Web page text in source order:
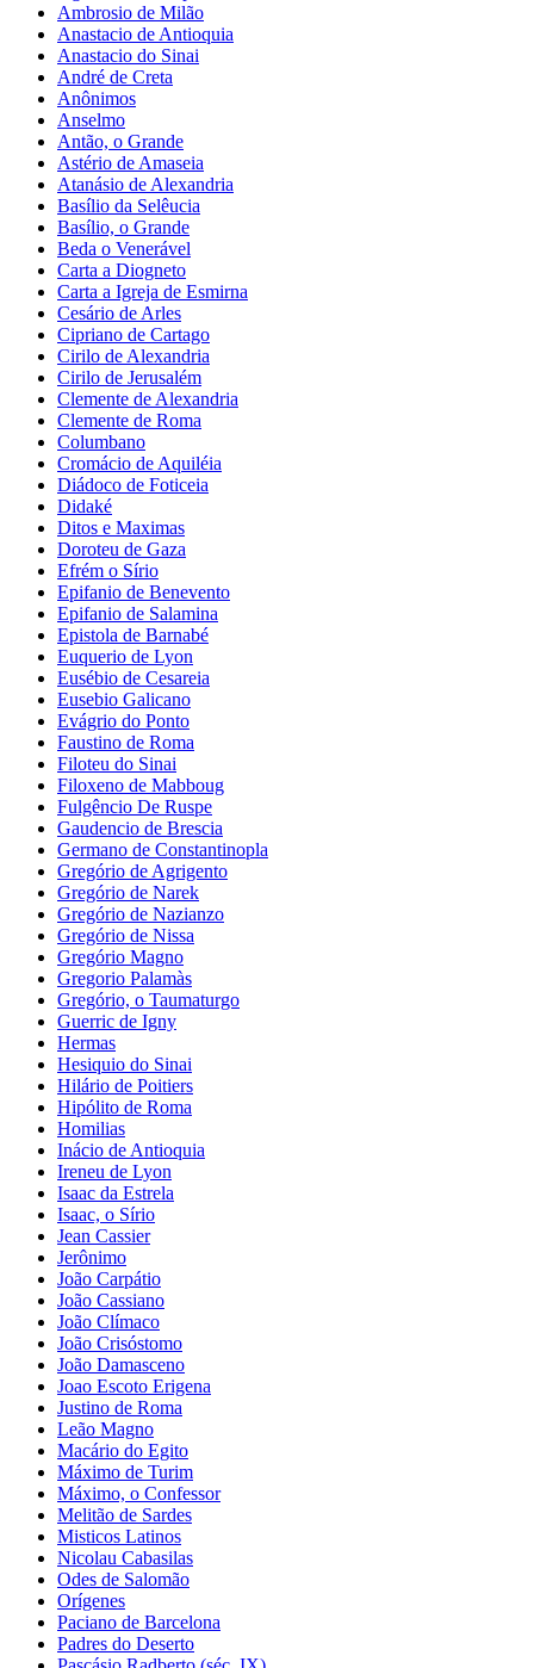
Ambrosio de Milão
Anastacio de Antioquia
Anastacio do Sinai
André de Creta
Anônimos
Anselmo
Antão, o Grande
Astério de Amaseia
Atanásio de Alexandria
Basílio da Selêucia
Basílio, o Grande
Beda o Venerável
Carta a Diogneto
Carta a Igreja de Esmirna
Cesário de Arles
Cipriano de Cartago
Cirilo de Alexandria
Cirilo de Jerusalém
Clemente de Alexandria
Clemente de Roma
Columbano
Cromácio de Aquiléia
Diádoco de Foticeia
Didaké
Ditos e Maximas
Doroteu de Gaza
Efrém o Sírio
Epifanio de Benevento
Epifanio de Salamina
Epistola de Barnabé
Euquerio de Lyon
Eusébio de Cesareia
Eusebio Galicano
Evágrio do Ponto
Faustino de Roma
Filoteu do Sinai
Filoxeno de Mabboug
Fulgêncio De Ruspe
Gaudencio de Brescia
Germano de Constantinopla
Gregório de Agrigento
Gregório de Narek
Gregório de Nazianzo
Gregório de Nissa
Gregório Magno
Gregorio Palamàs
Gregório, o Taumaturgo
Guerric de Igny
Hermas
Hesiquio do Sinai
Hilário de Poitiers
Hipólito de Roma
Homilias
Inácio de Antioquia
Ireneu de Lyon
Isaac da Estrela
Isaac, o Sírio
Jean Cassier
Jerônimo
João Carpátio
João Cassiano
João Clímaco
João Crisóstomo
João Damasceno
Joao Escoto Erigena
Justino de Roma
Leão Magno
Macário do Egito
Máximo de Turim
Máximo, o Confessor
Melitão de Sardes
Misticos Latinos
Nicolau Cabasilas
Odes de Salomão
Orígenes
Paciano de Barcelona
Padres do Deserto